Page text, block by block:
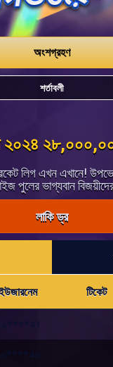
অংশগ্রহণ
শর্তাবলী
২০২৪
লিগ এখন এখানে!
পুলের ভাগ্যবান
লাকি ড্র
টিকেট
na****41